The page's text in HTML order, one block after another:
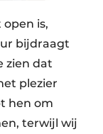
is,
bijdraagt
zien dat
plezier
hen om
terwijl wij